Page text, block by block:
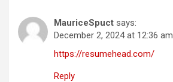
MauriceSpuct says:
December 2, 2024 at 12:36 am
https://resumehead.com/
Reply